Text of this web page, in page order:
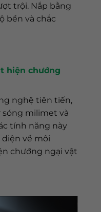
trội. Nắp bằng
bền và chắc
hiện chướng
nghệ tiên tiến,
sóng milimet và
tính năng này
về môi
chướng ngại vật